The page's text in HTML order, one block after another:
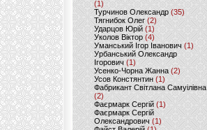
(1)
Турчинов Олександр(35)
Тягнибок Олег (2)
Ударцов Юрій (1)
Уколов Віктор(4)
Уманський Ігор Іванович(1)
Урбанський Олександр
Ігорович (1)
Усенко-Чорна Жанна (2)
Усов Констянтин(1)
Фабрикант Світлана Самуілівна
(2)
Фаєрмарк Сергій(1)
Фаєрмарк Сергій
Олександрович (1)